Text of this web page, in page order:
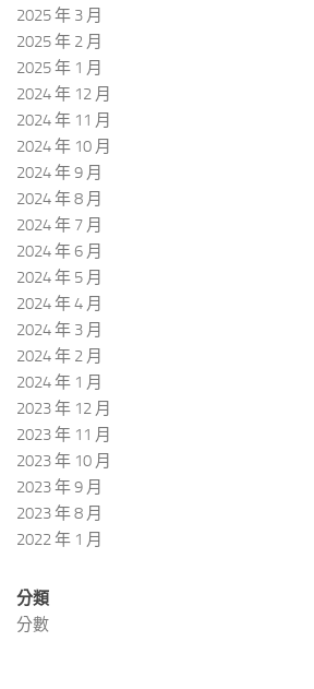
2025 年 3 月
2025 年 2 月
2025 年 1 月
2024 年 12 月
2024 年 11 月
2024 年 10 月
2024 年 9 月
2024 年 8 月
2024 年 7 月
2024 年 6 月
2024 年 5 月
2024 年 4 月
2024 年 3 月
2024 年 2 月
2024 年 1 月
2023 年 12 月
2023 年 11 月
2023 年 10 月
2023 年 9 月
2023 年 8 月
2022 年 1 月
分類
分數